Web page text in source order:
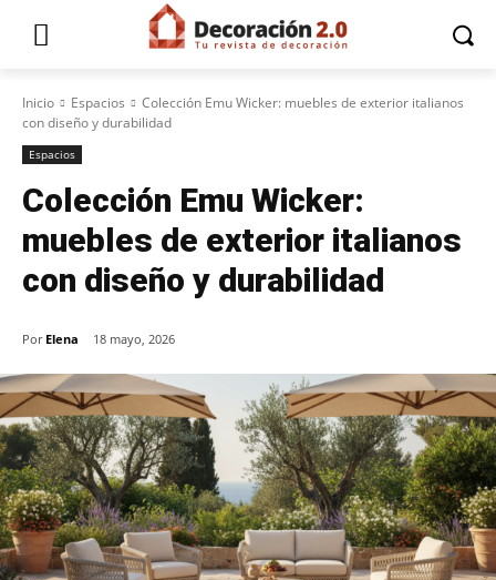
Inicio Espacios
Colección Emu Wicker: muebles de exterior italianos
con diseño y durabilidad
Espacios
Colección Emu Wicker:
muebles de exterior italianos
con diseño y durabilidad
Por Elena 18 mayo, 2026